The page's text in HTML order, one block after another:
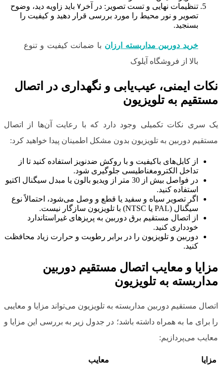
تنظیمات نهایی و تست تصویر: در آخر۷ باید زاویه دید، وضوح
تصویر و نور محیط را مورد بررسی قرار دهید و کیفیت را
بسنجید.
خرید دوربین مداربسته ارزان با ضمانت کیفیت و تنوع
بالا از فروشگاه آیلوک
نکات ایمنی، عیب‌یابی و نگهداری در اتصال
مستقیم به تلویزیون
یک سری نکات تکمیلی وجود دارد که با رعایت آن‌ها از اتصال
مستقیم دوربین به تلویزیون بدون مشکل اطمینان پیدا خواهید کرد:
از کابل‌های باکیفیت و با روکش ضدنویز استفاده کنید تا از
تداخل الکترومغناطیسی جلوگیری شود.
در فواصل بیش از 30 متر از ویدیو بالون یا مبدل سیگنال اکتیو
استفاده کنید.
اگر تصویر سیاه و سفید یا قطع و وصل می‌شود، احتمالاً نوع
سیگنال (PAL یا NTSC) با تلویزیون سازگار نیست.
از اتصال مستقیم برق دوربین به پریزهای غیراستاندارد
خودداری کنید.
دوربین و تلویزیون را در برابر رطوبت و حرارت زیاد محافظت
کنید.
مزایا و معایب اتصال مستقیم دوربین
مداربسته به تلویزیون
اتصال مستقیم دوربین مداربسته به تلویزیون می‌تواند مزایا و معایبی
را برای ما به همراه داشته باشد؛ در جدول زیر به بررسی این مزایا و
معایب می‌پردازیم:
مزایا
معایب